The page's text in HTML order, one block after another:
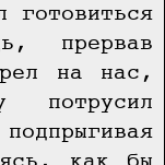
готовиться
прервав
на нас,
потрусил